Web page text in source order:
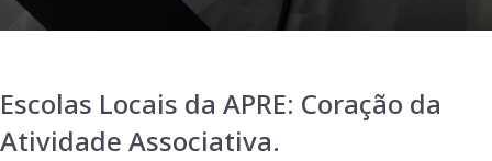
Escolas Locais da APRE: Coração da
Atividade Associativa.